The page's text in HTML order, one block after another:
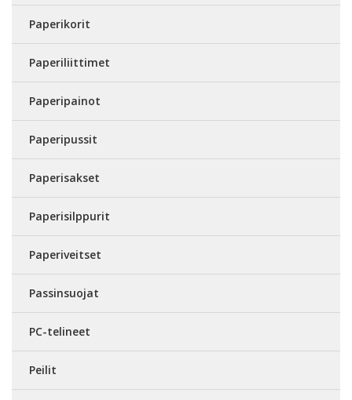
Paperikorit
Paperiliittimet
Paperipainot
Paperipussit
Paperisakset
Paperisilppurit
Paperiveitset
Passinsuojat
PC-telineet
Peilit